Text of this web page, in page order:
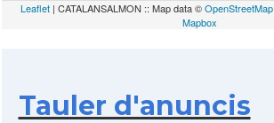
Leaflet | CATALANSALMON :: Map data ©OpenStreetMap
Mapbox
Tauler d'anuncis